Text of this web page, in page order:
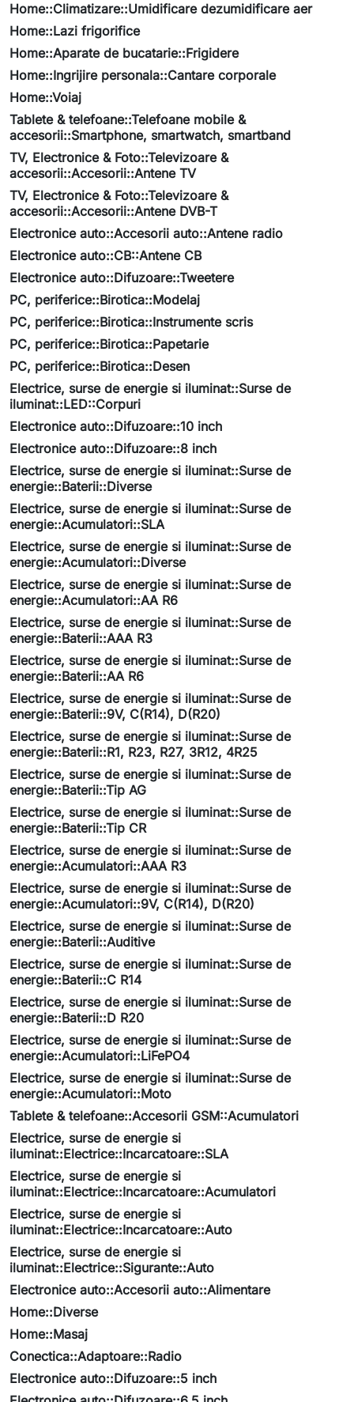
Home::Climatizare::Umidificare dezumidificare aer
Home::Lazi frigorifice
Home::Aparate de bucatarie::Frigidere
Home::Ingrijire personala::Cantare corporale
Home::Voiaj
Tablete & telefoane::Telefoane mobile &
accesorii::Smartphone, smartwatch, smartband
TV, Electronice & Foto::Televizoare &
accesorii::Accesorii::Antene TV
TV, Electronice & Foto::Televizoare &
accesorii::Accesorii::Antene DVB-T
Electronice auto::Accesorii auto::Antene radio
Electronice auto::CB::Antene CB
Electronice auto::Difuzoare::Tweetere
PC, periferice::Birotica::Modelaj
PC, periferice::Birotica::Instrumente scris
PC, periferice::Birotica::Papetarie
PC, periferice::Birotica::Desen
Electrice, surse de energie si iluminat::Surse de
iluminat::LED::Corpuri
Electronice auto::Difuzoare::10 inch
Electronice auto::Difuzoare::8 inch
Electrice, surse de energie si iluminat::Surse de
energie::Baterii::Diverse
Electrice, surse de energie si iluminat::Surse de
energie::Acumulatori::SLA
Electrice, surse de energie si iluminat::Surse de
energie::Acumulatori::Diverse
Electrice, surse de energie si iluminat::Surse de
energie::Acumulatori::AA R6
Electrice, surse de energie si iluminat::Surse de
energie::Baterii::AAA R3
Electrice, surse de energie si iluminat::Surse de
energie::Baterii::AA R6
Electrice, surse de energie si iluminat::Surse de
energie::Baterii::9V, C(R14), D(R20)
Electrice, surse de energie si iluminat::Surse de
energie::Baterii::R1, R23, R27, 3R12, 4R25
Electrice, surse de energie si iluminat::Surse de
energie::Baterii::Tip AG
Electrice, surse de energie si iluminat::Surse de
energie::Baterii::Tip CR
Electrice, surse de energie si iluminat::Surse de
energie::Acumulatori::AAA R3
Electrice, surse de energie si iluminat::Surse de
energie::Acumulatori::9V, C(R14), D(R20)
Electrice, surse de energie si iluminat::Surse de
energie::Baterii::Auditive
Electrice, surse de energie si iluminat::Surse de
energie::Baterii::C R14
Electrice, surse de energie si iluminat::Surse de
energie::Baterii::D R20
Electrice, surse de energie si iluminat::Surse de
energie::Acumulatori::LiFePO4
Electrice, surse de energie si iluminat::Surse de
energie::Acumulatori::Moto
Tablete & telefoane::Accesorii GSM::Acumulatori
Electrice, surse de energie si
iluminat::Electrice::Incarcatoare::SLA
Electrice, surse de energie si
iluminat::Electrice::Incarcatoare::Acumulatori
Electrice, surse de energie si
iluminat::Electrice::Incarcatoare::Auto
Electrice, surse de energie si
iluminat::Electrice::Sigurante::Auto
Electronice auto::Accesorii auto::Alimentare
Home::Diverse
Home::Masaj
Conectica::Adaptoare::Radio
Electronice auto::Difuzoare::5 inch